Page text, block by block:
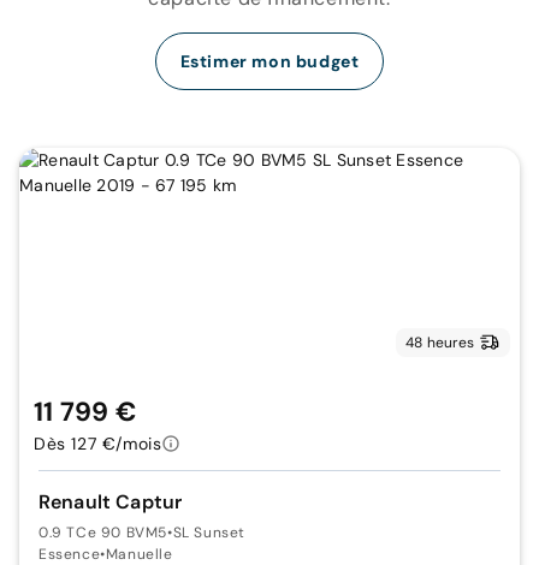
Estimer mon budget
48 heures
Renault Captur
0.9 TCe 90 BVM5•SL Sunset
Essence•Manuelle
11 799 €
Dès 127 €/mois